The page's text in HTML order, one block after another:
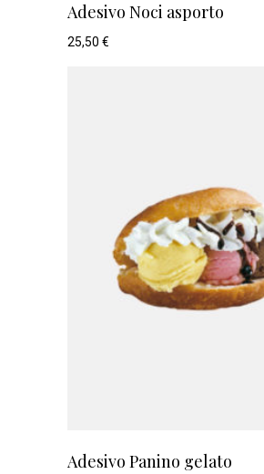
Adesivo Noci asporto
25,50 €
Adesivo Panino gelato